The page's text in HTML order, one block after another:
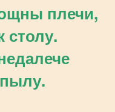
плечи,
столу.